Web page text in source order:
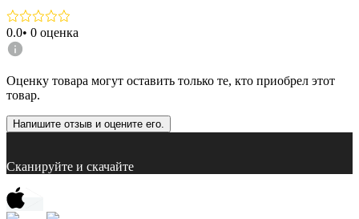
0.0• 0 оценка
Оценку товара могут оставить только те, кто приобрел этот
товар.
Напишите отзыв и оцените его.
Сканируйте и скачайте